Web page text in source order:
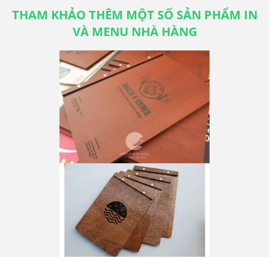
THAM KHẢO THÊM MỘT SỐ SẢN PHẨM IN
VÀ MENU NHÀ HÀNG